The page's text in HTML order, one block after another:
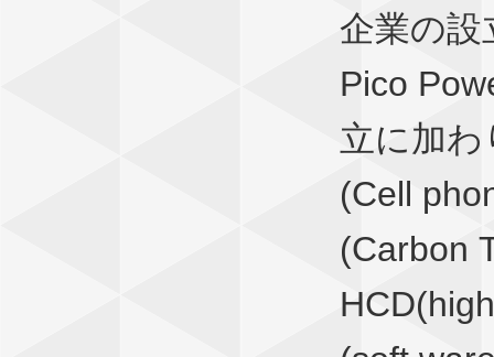
企業の設
Pico
立に加わ
(Cell
(Carbon